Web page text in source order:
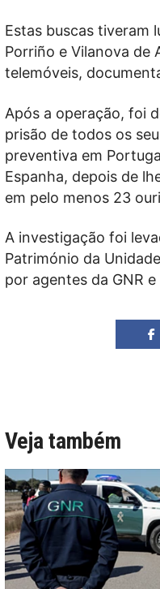
Estas buscas tiveram
Porriño e Vilanova de
telemóveis,
Após a operação, foi
prisão de todos os
preventiva em
Espanha, depois de
em pelo menos 23
A investigação foi
Património da
por agentes da GNR
Veja também